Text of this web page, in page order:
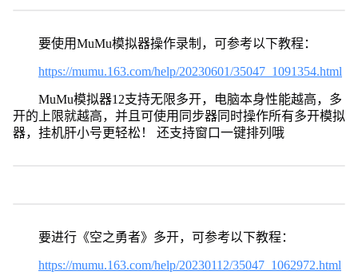
要使用MuMu模拟器操作录制，可参考以下教程：
https://mumu.163.com/help/20230601/35047_1091354.html
MuMu模拟器12支持无限多开，电脑本身性能越高，多
开的上限就越高，并且可使用同步器同时操作所有多开模拟
器，挂机肝小号更轻松！ 还支持窗口一键排列哦
要进行《空之勇者》多开，可参考以下教程：
https://mumu.163.com/help/20230112/35047_1062972.html